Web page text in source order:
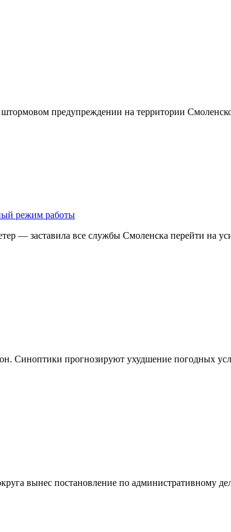
предупреждении на территории
режим работы
— заставила все службы Смоленска перейти на
Синоптики прогнозируют ухудшение погодных
вынес постановление по административному